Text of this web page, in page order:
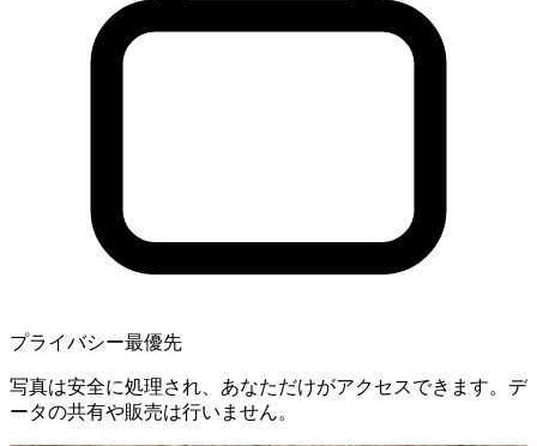
プライバシー最優先
写真は安全に処理され、あなただけがアクセスできます。デ
ータの共有や販売は行いません。